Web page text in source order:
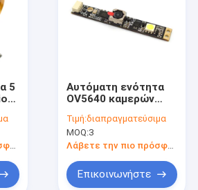
5
Λάβετε την πιο πρόσφατη τιμή
Αυτόματη ενότητα
OV5640 καμερών
την αφθονία στο
οδηγημένο φως
Τιμή:διαπραγματεύσιμα
MOQ:3
Λάβετε την πιο πρόσφατη τιμή
Επικοινωνήστε